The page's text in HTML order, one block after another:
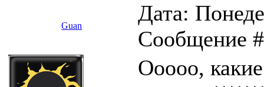
Guan
Дата:
Сообщение
Ооооо,